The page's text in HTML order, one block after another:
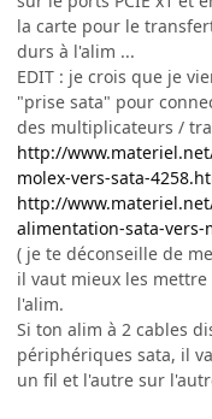
la carte pour le
durs à l'alim ...
EDIT : je crois que je
"prise sata" pour
des multiplicateurs /
http://
molex-vers-sata-
http://
alimentation-sata-vers-
( je te déconseille de
il vaut mieux les
l'alim.
Si ton alim à 2 cables
périphériques sata, il
un fil et l'autre sur